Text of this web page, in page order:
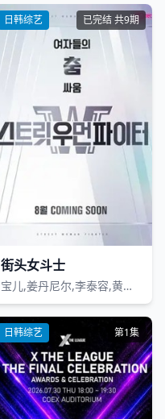
日韩综艺 已完结 共9期
街头女斗士
宝儿,姜丹尼尔,李泰容,黄尚勋
日韩综艺 第1集